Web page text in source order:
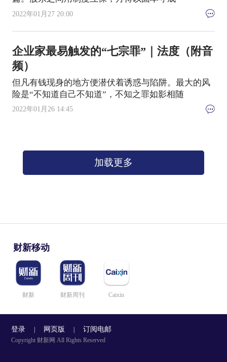
2022年01月27 20:00
企业家最易触发的“七宗罪”｜法度（附音
频）
但凡有钱现身的地方便潜伏着诱惑与陷阱。最大的风
险是“不知道自己不知道”，不知之罪如影相随
2022年01月26 14:45
加载更多
财新移动
财新 财新周刊 Caixin
登录 网页版 订阅电邮
Copyright 财新网 All Rights Reserved